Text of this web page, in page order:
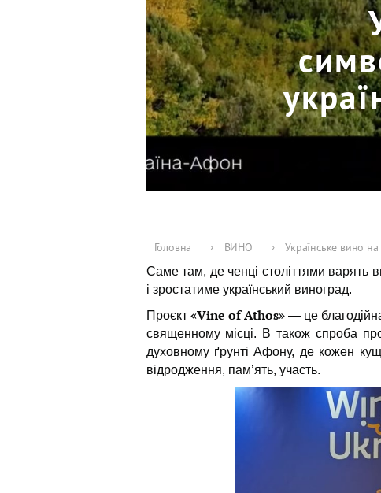
Головна › ВИНО › Українське вино
Саме там, де ченці століттями варять
і зростатиме український виноград.
Проєкт «Vine of Athos» — це
священному місці. В також спроба
духовному ґрунті Афону, де кожен
відродження, пам’ять, участь.